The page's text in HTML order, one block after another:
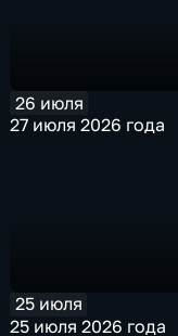
26 июля
27 июля 2026 года
25 июля
25 июля 2026 года